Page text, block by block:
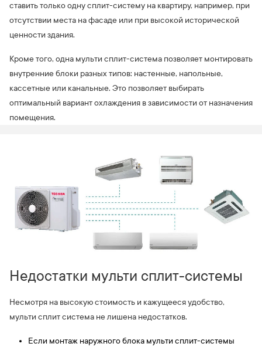
ставить только одну сплит-систему на квартиру, например, при
отсутствии места на фасаде или при высокой исторической
ценности здания.
Кроме того, одна мульти сплит-система позволяет монтировать
внутренние блоки разных типов: настенные, напольные,
кассетные или канальные. Это позволяет выбирать
оптимальный вариант охлаждения в зависимости от назначения
помещения.
Недостатки мульти сплит-системы
Несмотря на высокую стоимость и кажущееся удобство,
мульти сплит система не лишена недостатков.
Если монтаж наружного блока мульти сплит-системы